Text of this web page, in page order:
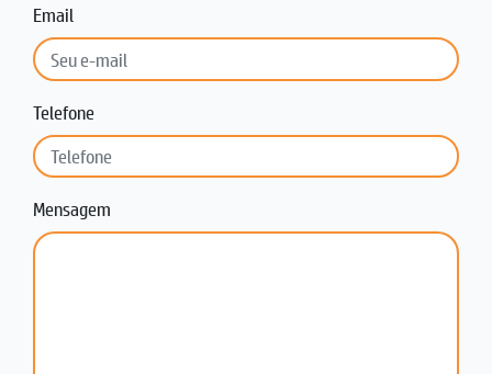
Email
Telefone
Mensagem